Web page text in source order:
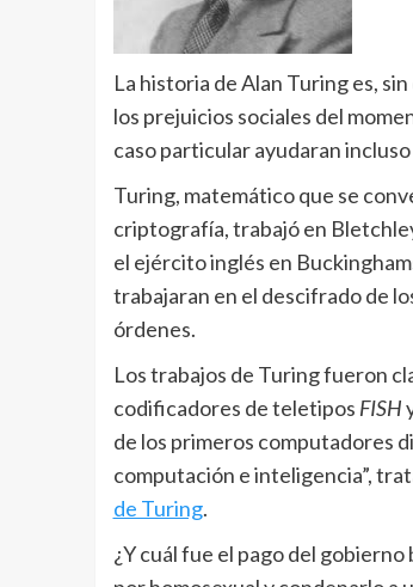
La historia de Alan Turing es,
los prejuicios sociales del
caso particular ayudaran
Turing, matemático que se
criptografía, trabajó en
el ejército inglés en
trabajaran en el descifrado de
órdenes.
Los trabajos de Turing fueron
codificadores de teletipos FISH
de los primeros computadores
computación e inteligencia”,
de Turing.
¿Y cuál fue el pago del